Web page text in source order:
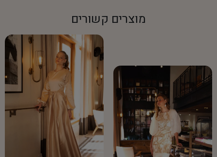
מוצרים קשורים